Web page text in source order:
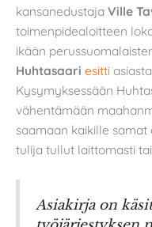
kansanedustaja Ville
toimenpidealoitteen
ikään
Huhtasaari esitti
Kysymyksessään
vähentämään
saamaan kaikille
tulija tullut laittomasti
Asiakirja on